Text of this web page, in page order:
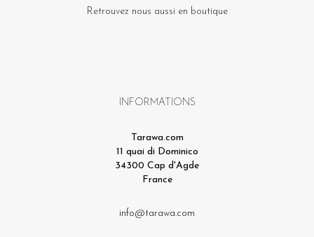
Retrouvez nous aussi en boutique
INFORMATIONS
Tarawa.com
11 quai di Dominico
34300 Cap d'Agde
France
info@tarawa.com